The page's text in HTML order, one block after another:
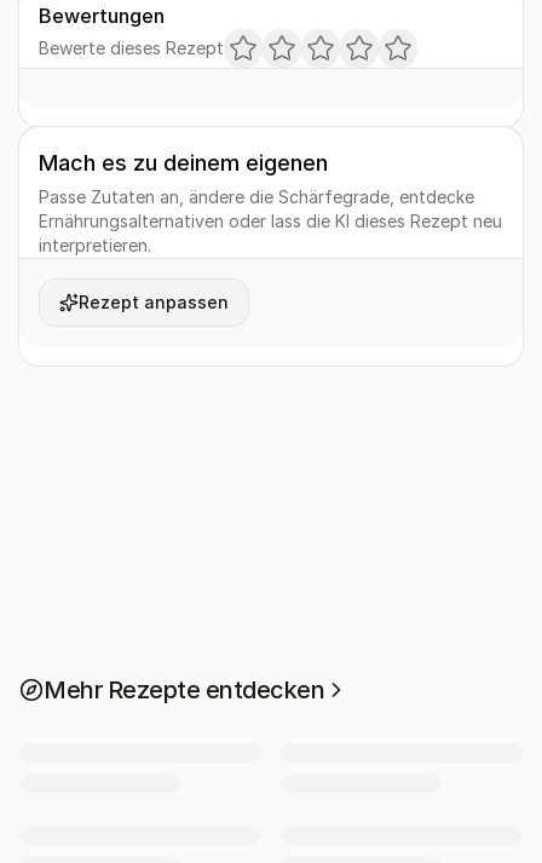
Bewertungen
Bewerte dieses Rezept
Mach es zu deinem eigenen
Passe Zutaten an, ändere die Schärfegrade, entdecke
Ernährungsalternativen oder lass die KI dieses Rezept neu
interpretieren.
Rezept anpassen
Mehr Rezepte entdecken